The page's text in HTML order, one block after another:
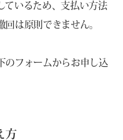
ているため、支払い方法
は原則できません。
のフォームからお申し込
方